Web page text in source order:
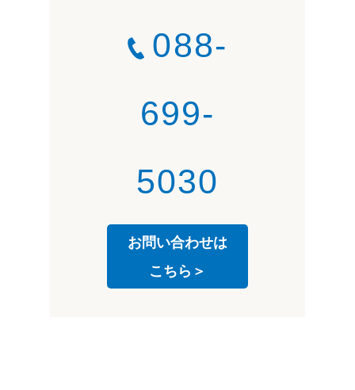
088-
699-
5030
お問い合わせは
こちら＞